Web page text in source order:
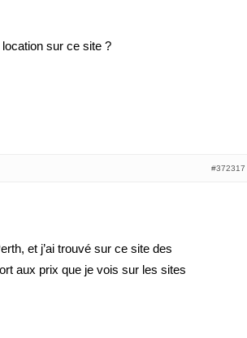
sur ce site ?
#372317
et j’ai trouvé sur ce site des
aux prix que je vois sur les sites